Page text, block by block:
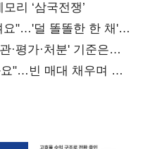
리 ‘삼국전쟁’
요"…'덜 똘똘한 한 채'
·평가·처분' 기준은
"…빈 매대 채우며 문